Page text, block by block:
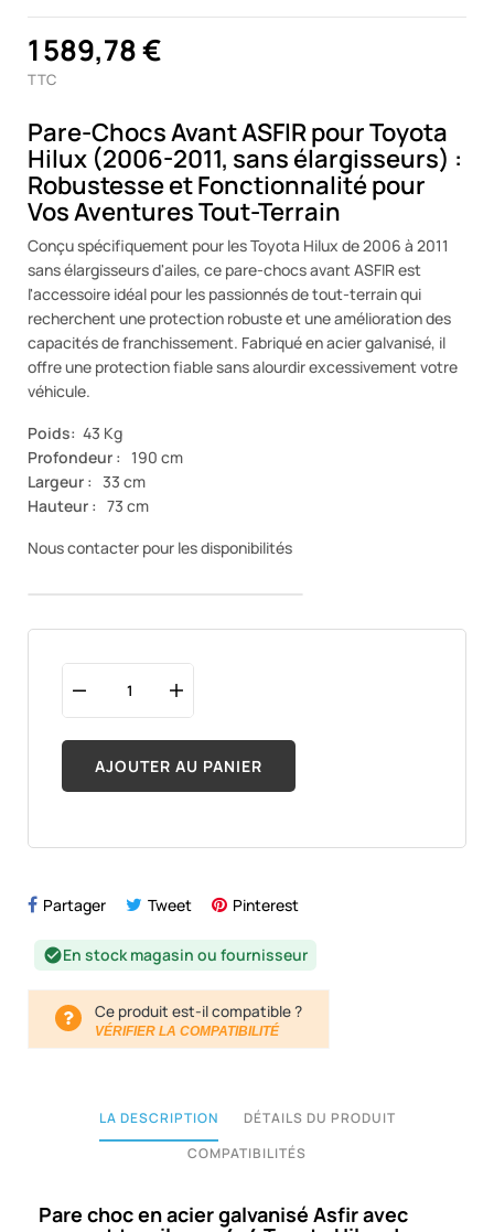
1 589,78 €
TTC
Pare-Chocs Avant ASFIR pour Toyota
Hilux (2006-2011, sans élargisseurs) :
Robustesse et Fonctionnalité pour
Vos Aventures Tout-Terrain
Conçu spécifiquement pour les Toyota Hilux de 2006 à 2011
sans élargisseurs d'ailes, ce pare-chocs avant ASFIR est
l'accessoire idéal pour les passionnés de tout-terrain qui
recherchent une protection robuste et une amélioration des
capacités de franchissement. Fabriqué en acier galvanisé, il
offre une protection fiable sans alourdir excessivement votre
véhicule.
Poids: 43 Kg
Profondeur : 190 cm
Largeur : 33 cm
Hauteur : 73 cm
Nous contacter pour les disponibilités
AJOUTER AU PANIER
Partager Tweet Pinterest
check_circleEn stock magasin ou fournisseur
Ce produit est-il compatible ?
VÉRIFIER LA COMPATIBILITÉ
LA DESCRIPTION
DÉTAILS DU PRODUIT
COMPATIBILITÉS
Pare choc en acier galvanisé Asfir avec